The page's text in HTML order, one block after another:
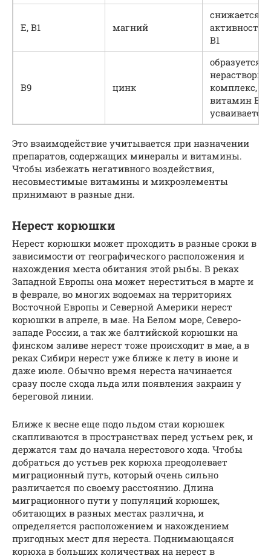
Е, В1 магний
снижается
активность
В1
В9 цинк
образуется
комплекс, и
витамин В9
усваивается
Это взаимодействие учитывается при назначении
препаратов, содержащих минералы и витамины.
Чтобы избежать негативного воздействия,
несовместимые витамины и микроэлементы
принимают в разные дни.
Нерест корюшки
Нерест корюшки может проходить в разные сроки в
зависимости от географического расположения и
нахождения места обитания этой рыбы. В реках
Западной Европы она может нереститься в марте и
в феврале, во многих водоемах на территориях
Восточной Европы и Северной Америки нерест
корюшки в апреле, в мае. На Белом море, Северо-
западе России, а так же балтийской корюшки на
финском заливе нерест тоже происходит в мае, а в
реках Сибири нерест уже ближе к лету в июне и
даже июле. Обычно время нереста начинается
сразу после схода льда или появления закраин у
береговой линии.
Ближе к весне еще подо льдом стаи корюшек
скапливаются в пространствах перед устьем рек, и
держатся там до начала нерестового хода. Чтобы
добраться до устьев рек корюха преодолевает
миграционный путь, который очень сильно
различается по своему расстоянию. Длина
миграционного пути у популяций корюшек,
обитающих в разных местах различна, и
определяется расположением и нахождением
пригодных мест для нереста. Поднимающаяся
корюха в больших количествах на нерест в